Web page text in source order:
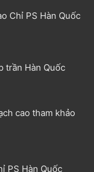
Chỉ PS Hàn Quốc
trần Hàn Quốc
cao tham khảo
PS Hàn Quốc